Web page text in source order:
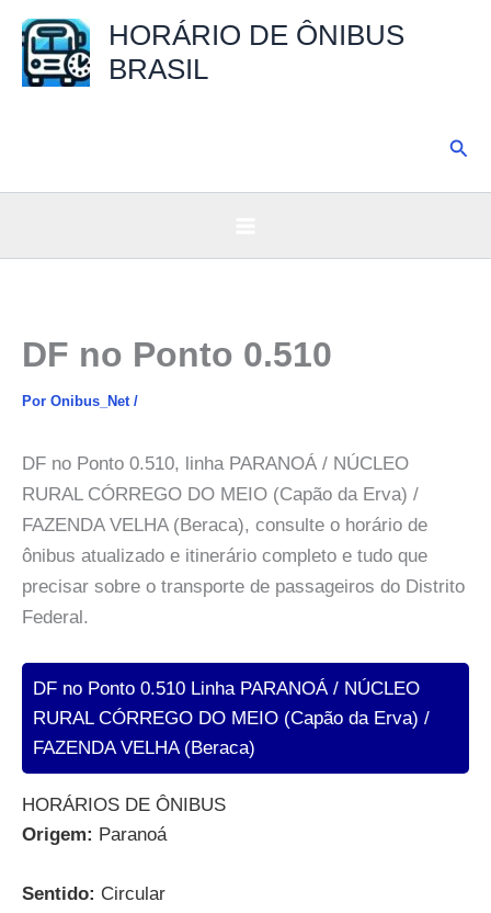
para
HORÁRIO DE ÔNIBUS
BRASIL
DF no Ponto 0.510
Por Onibus_Net /
DF no Ponto 0.510, linha PARANOÁ / NÚCLEO
RURAL CÓRREGO DO MEIO (Capão da Erva) /
FAZENDA VELHA (Beraca), consulte o horário de
ônibus atualizado e itinerário completo e tudo que
precisar sobre o transporte de passageiros do Distrito
Federal.
DF no Ponto 0.510 Linha PARANOÁ / NÚCLEO
RURAL CÓRREGO DO MEIO (Capão da Erva) /
FAZENDA VELHA (Beraca)
HORÁRIOS DE ÔNIBUS
Origem: Paranoá
Sentido: Circular